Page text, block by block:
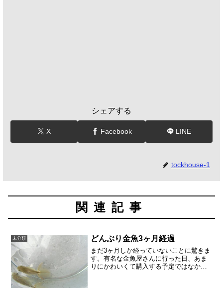
シェアする
X Facebook LINE
tockhouse-1
関連記事
未分類 どんぶり金魚3ヶ月経過
まだ3ヶ月しか経っていないことに驚きま
す。有名な金魚屋さんに行った日、あま
りにかわいくて購入する予定ではなかっ